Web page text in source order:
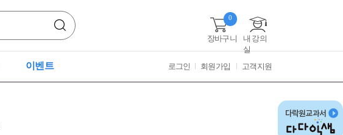
장바구니
0
내 강의
실
이벤트 로그인 회원가입 고객지원